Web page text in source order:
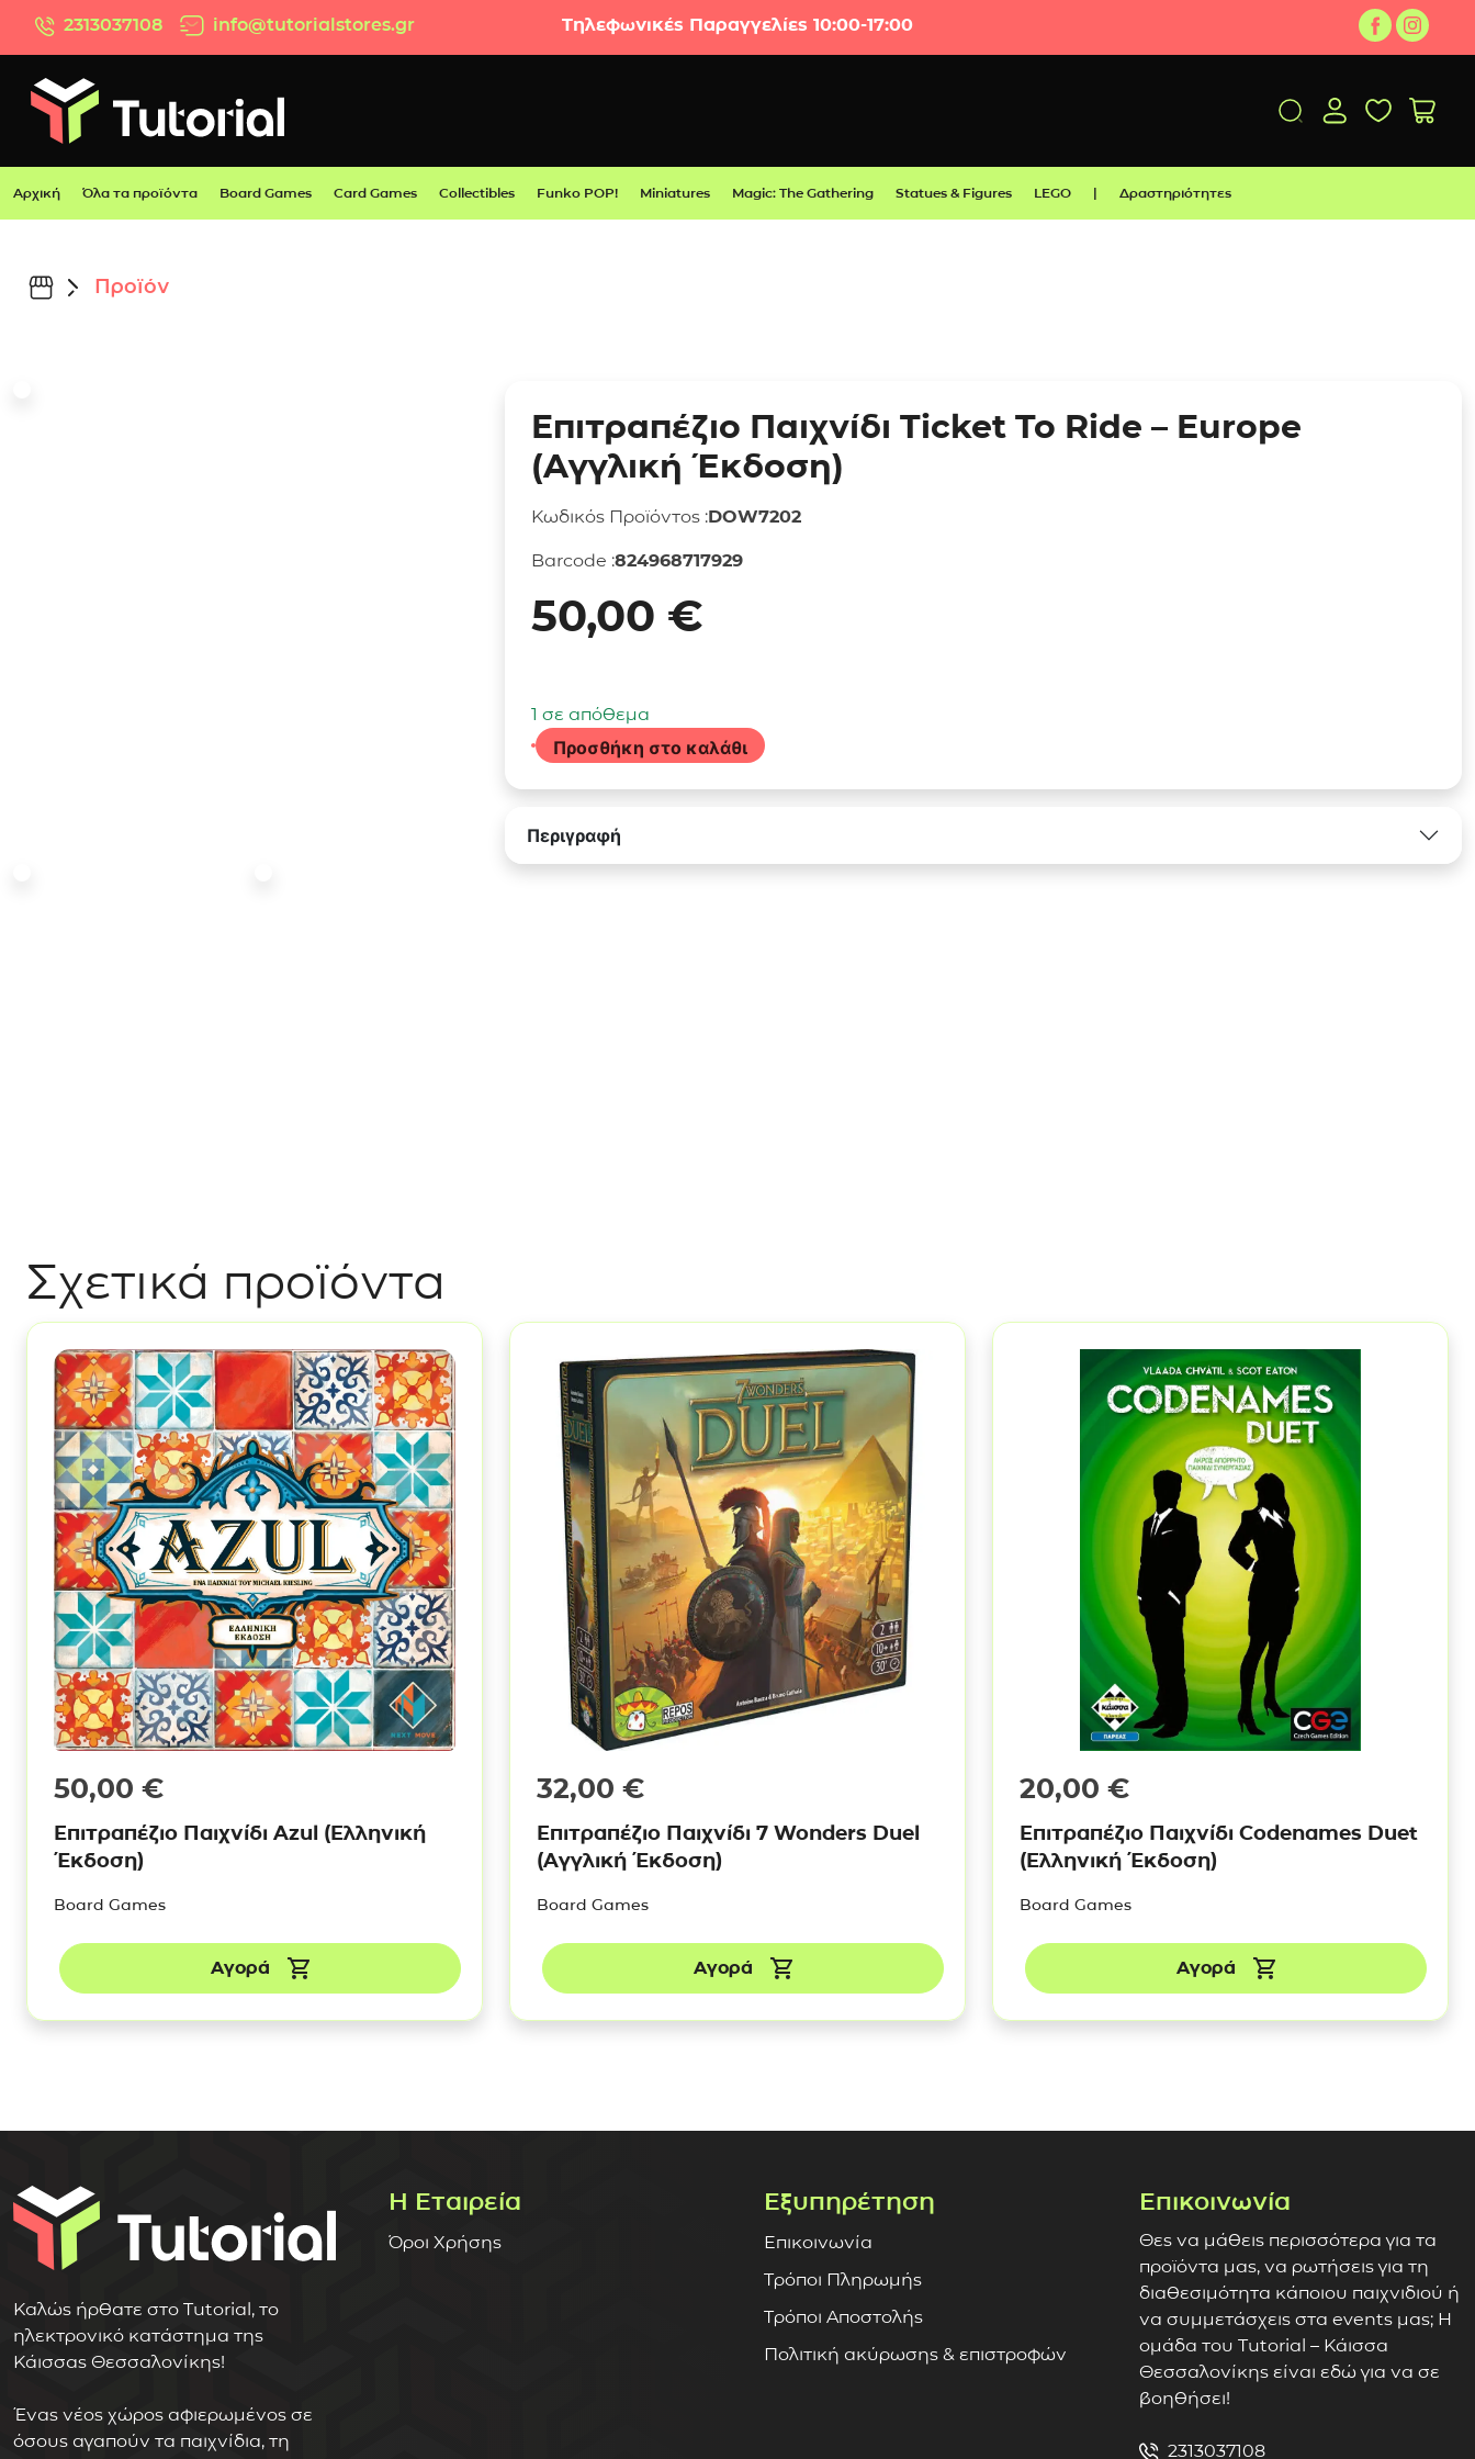
Μετάβαση στο περιεχόμενο
2313037108 info@tutorialstores.gr Τηλεφωνικές Παραγγελίες 10:00-17:00
Αρχική Όλα τα προϊόντα Board Games Card Games Collectibles Funko POP! Miniatures Magic: The Gathering Statues & Figures LEGO | Δραστηριότητες
Προϊόν
Επιτραπέζιο Παιχνίδι Ticket To Ride – Europe
(Αγγλική Έκδοση)
Κωδικός Προϊόντος :DOW7202
Barcode :824968717929
50,00 €
1 σε απόθεμα
Επιτραπέζιο
To
Ride
Προσθήκη στο καλάθι
Περιγραφή
Σχετικά προϊόντα
50,00 €
Επιτραπέζιο Παιχνίδι Azul (Ελληνική
Έκδοση)
Board Games
Αγορά
32,00 €
Επιτραπέζιο Παιχνίδι 7 Wonders Duel
(Αγγλική Έκδοση)
Board Games
Αγορά
20,00 €
Επιτραπέζιο Παιχνίδι Codenames Duet
(Ελληνική Έκδοση)
Board Games
Αγορά
Καλώς ήρθατε στο Tutorial, το
ηλεκτρονικό κατάστημα της
Κάισσας Θεσσαλονίκης!
Ένας νέος χώρος αφιερωμένος σε
όσους αγαπούν τα παιχνίδια, τη
Η Εταιρεία
Όροι Χρήσης
Εξυπηρέτηση
Επικοινωνία
Τρόποι Πληρωμής
Τρόποι Αποστολής
Πολιτική ακύρωσης & επιστροφών
Επικοινωνία
Θες να μάθεις περισσότερα για τα
προϊόντα μας, να ρωτήσεις για τη
διαθεσιμότητα κάποιου παιχνιδιού ή
να συμμετάσχεις στα events μας; Η
ομάδα του Tutorial – Κάισσα
Θεσσαλονίκης είναι εδώ για να σε
βοηθήσει!
2313037108